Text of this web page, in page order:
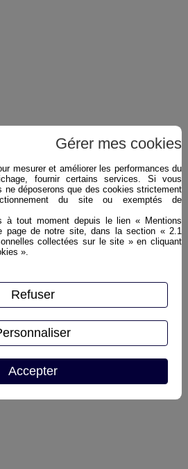
15 ans Oloroso Finish
de rhums soigneusement
affinés en fûts de Xérès
Oloroso confèrant à ce rhum une
exalter les notes de fruits secs
Gérer mes cookies
mesurer et améliorer les performances du
fournir certains services. Si vous
ne déposerons que des cookies strictement
du site ou exemptés de
à tout moment depuis le lien « Mentions
page de notre site, dans la section « 2.1
collectées sur le site » en cliquant
».
Accepter
Refuser